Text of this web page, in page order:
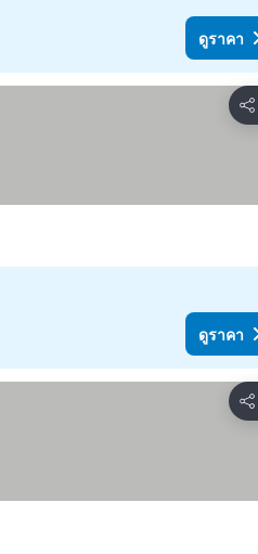
ดูราคา
แชร์
ดูราคา
แชร์